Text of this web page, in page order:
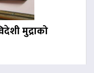
मुद्राको